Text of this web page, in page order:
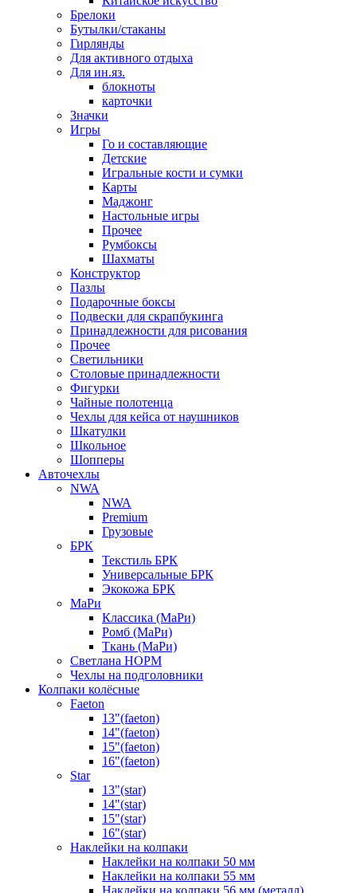
Брелоки
Бутылки/стаканы
Гирлянды
Для активного отдыха
Для ин.яз.
блокноты
карточки
Значки
Игры
Го и составляющие
Детские
Игральные кости и сумки
Карты
Маджонг
Настольные игры
Прочее
Румбоксы
Шахматы
Конструктор
Пазлы
Подарочные боксы
Подвески для скрапбукинга
Принадлежности для рисования
Прочее
Светильники
Столовые принадлежности
Фигурки
Чайные полотенца
Чехлы для кейса от наушников
Шкатулки
Школьное
Шопперы
Авточехлы
NWA
NWA
Premium
Грузовые
БРК
Текстиль БРК
Универсальные БРК
Экокожа БРК
МаРи
Классика (МаРи)
Ромб (МаРи)
Ткань (МаРи)
Светлана НОРМ
Чехлы на подголовники
Колпаки колёсные
Faeton
13"(faeton)
14"(faeton)
15"(faeton)
16"(faeton)
Star
13"(star)
14"(star)
15"(star)
16"(star)
Наклейки на колпаки
Наклейки на колпаки 50 мм
Наклейки на колпаки 55 мм
Наклейки на колпаки 56 мм (металл)